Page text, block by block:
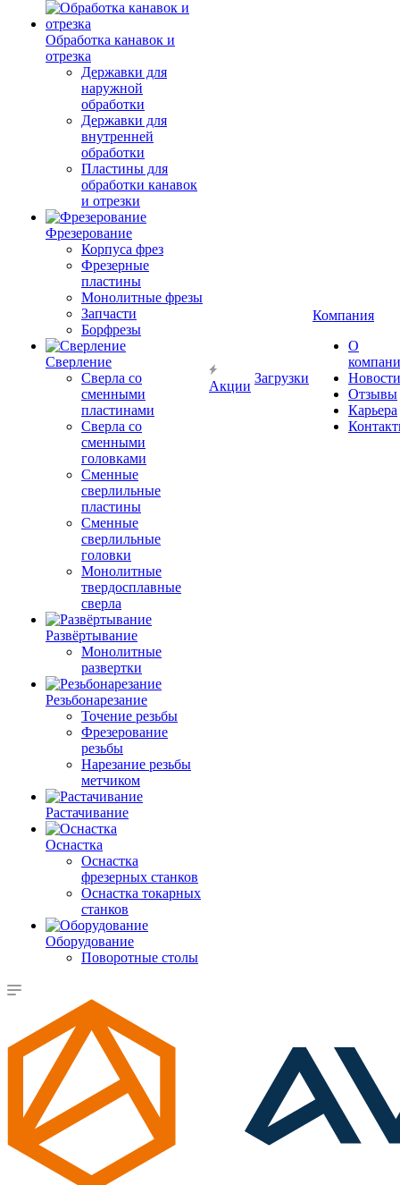
Обработка канавок и
отрезка
Державки для
наружной
обработки
Державки для
внутренней
обработки
Пластины для
обработки канавок
и отрезки
Фрезерование
Корпуса фрез
Фрезерные
пластины
Монолитные фрезы
Запчасти
Борфрезы
Сверление
Сверла со
сменными
пластинами
Сверла со
сменными
головками
Сменные
сверлильные
пластины
Сменные
сверлильные
головки
Монолитные
твердосплавные
сверла
Развёртывание
Монолитные
развертки
Резьбонарезание
Точение резьбы
Фрезерование
резьбы
Нарезание резьбы
метчиком
Растачивание
Оснастка
Оснастка
фрезерных станков
Оснастка токарных
станков
Оборудование
Поворотные столы
Акции
Загрузки
Компания
О
Новости
Отзывы
Карьера